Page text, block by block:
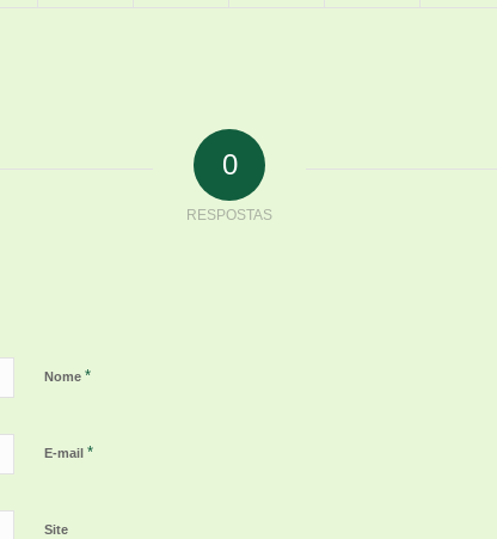
0
RESPOSTAS
Nome *
E-mail *
Site